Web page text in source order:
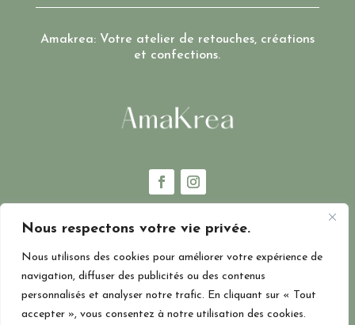
Nous respectons votre vie privée.
Nous utilisons des cookies pour améliorer votre expérience de
navigation, diffuser des publicités ou des contenus
personnalisés et analyser notre trafic. En cliquant sur « Tout
accepter », vous consentez à notre utilisation des cookies.
Amakrea: Votre atelier de retouches, créations
et confections.
MENTIONS LEGALES POLITIQUE DE CONFIDENTIALITÉ